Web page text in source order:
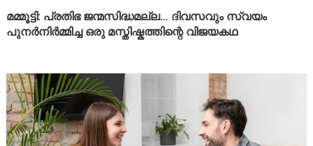
മമ്മൂട്ടി: പ്രതിഭ ജന്മസിദ്ധമല്ല… ദിവസവും സ്വയം
പുനർനിർമ്മിച്ച ഒരു മസ്തിഷ്കത്തിന്റെ വിജയകഥ